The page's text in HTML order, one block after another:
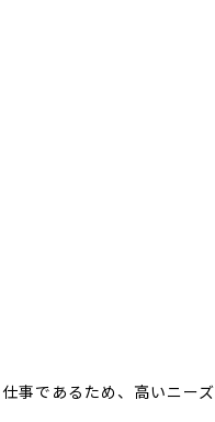
事であるため、高いニーズ